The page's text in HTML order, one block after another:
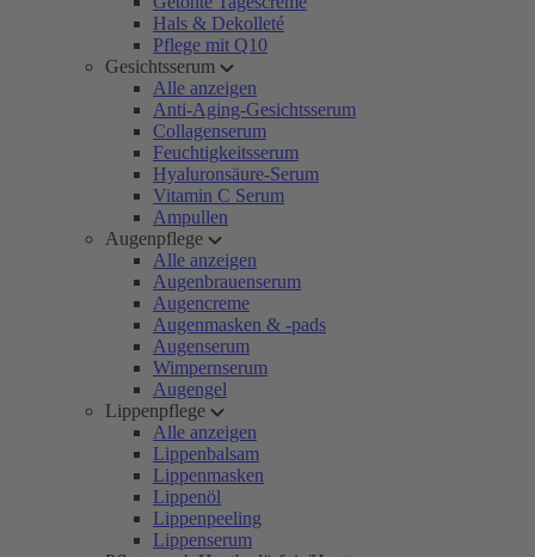
Hals & Dekolleté
Pflege mit Q10
Gesichtsserum
Alle anzeigen
Anti-Aging-Gesichtsserum
Collagenserum
Feuchtigkeitsserum
Hyaluronsäure-Serum
Vitamin C Serum
Ampullen
Augenpflege
Alle anzeigen
Augenbrauenserum
Augencreme
Augenmasken & -pads
Augenserum
Wimpernserum
Augengel
Lippenpflege
Alle anzeigen
Lippenbalsam
Lippenmasken
Lippenöl
Lippenpeeling
Lippenserum